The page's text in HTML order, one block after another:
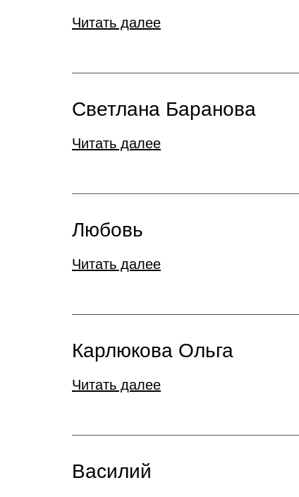
Читать далее
Светлана Баранова
Читать далее
Любовь
Читать далее
Карлюкова Ольга
Читать далее
Василий